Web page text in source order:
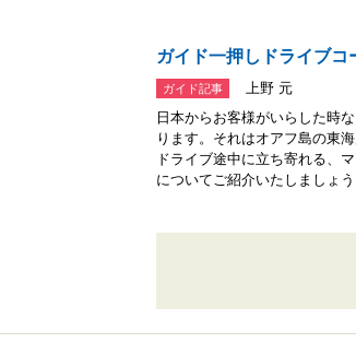
ガイド一押しドライブコ
ガイド記事
上野 元
日本からお客様がいらした時
ります。それはオアフ島の東
ドライブ途中に立ち寄れる、
についてご紹介いたしましょ